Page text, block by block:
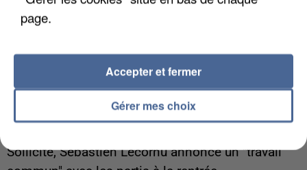
Gabriel Attal et Raphaël Glucksmann visés par des
Sollicité, Sébastien Lecornu annonce un "travail
page.
Gérer mes choix
Accepter et fermer